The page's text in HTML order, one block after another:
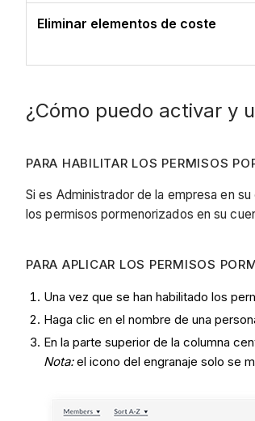
Eliminar elementos de coste
¿Cómo puedo activar y
PARA HABILITAR LOS PERMISOS
Si es Administrador de la empresa en
los permisos pormenorizados en su
PARA APLICAR LOS PERMISOS
Una vez que se han habilitado los
Haga clic en el nombre de una
En la parte superior de la columna
Nota:el icono del engranaje solo se